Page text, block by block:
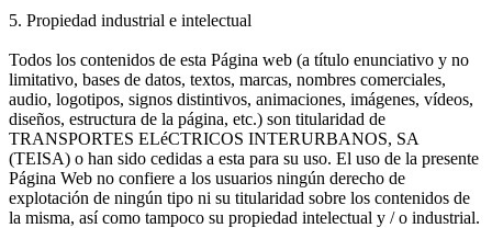
5. Propiedad industrial e intelectual
Todos los contenidos de esta Página web (a título enunciativo y no
limitativo, bases de datos, textos, marcas, nombres comerciales,
audio, logotipos, signos distintivos, animaciones, imágenes, vídeos,
diseños, estructura de la página, etc.) son titularidad de
TRANSPORTES ELéCTRICOS INTERURBANOS, SA
(TEISA) o han sido cedidas a esta para su uso. El uso de la presente
Página Web no confiere a los usuarios ningún derecho de
explotación de ningún tipo ni su titularidad sobre los contenidos de
la misma, así como tampoco su propiedad intelectual y / o industrial.